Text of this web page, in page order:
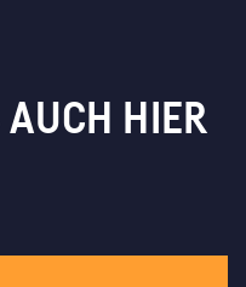
AUCH HIER